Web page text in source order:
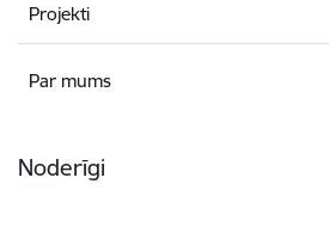
Projekti
Par mums
Noderīgi